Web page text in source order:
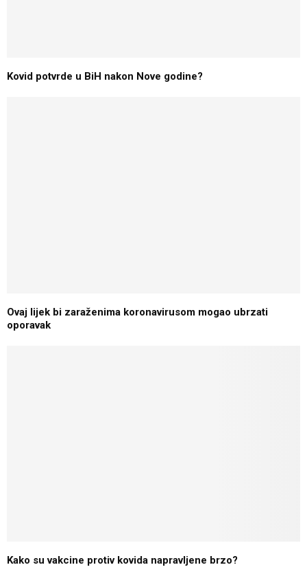
Kovid potvrde u BiH nakon Nove godine?
Ovaj lijek bi zaraženima koronavirusom mogao ubrzati
oporavak
Kako su vakcine protiv kovida napravljene brzo?